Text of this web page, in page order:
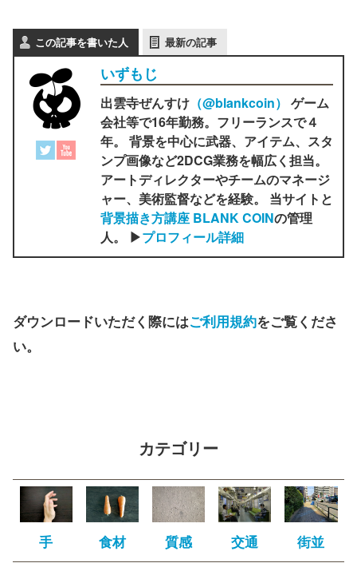
この記事を書いた人 最新の記事
いずもじ
出雲寺ぜんすけ （‎@blankcoin） ゲーム
会社等で16年勤務。フリーランスで４
年。 背景を中心に武器、アイテム、スタ
ンプ画像など2DCG業務を幅広く担当。
アートディレクターやチームのマネージ
ャー、美術監督などを経験。 当サイトと
背景描き方講座 BLANK COINの管理
人。 ▶プロフィール詳細
ダウンロードいただく際にはご利用規約をご覧くださ
い。
カテゴリー
手 食材 質感 交通 街並